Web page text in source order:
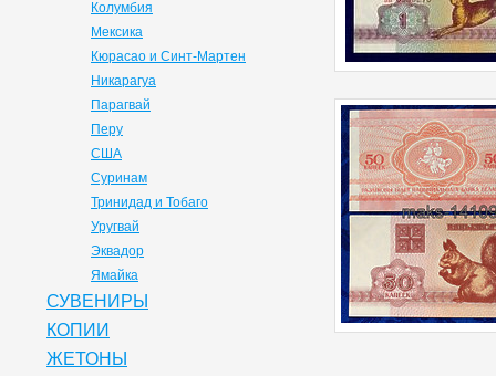
Колумбия
Мексика
Кюрасао и Синт-Мартен
Никарагуа
Парагвай
Перу
США
Суринам
Тринидад и Тобаго
Уругвай
Эквадор
Ямайка
СУВЕНИРЫ
КОПИИ
ЖЕТОНЫ